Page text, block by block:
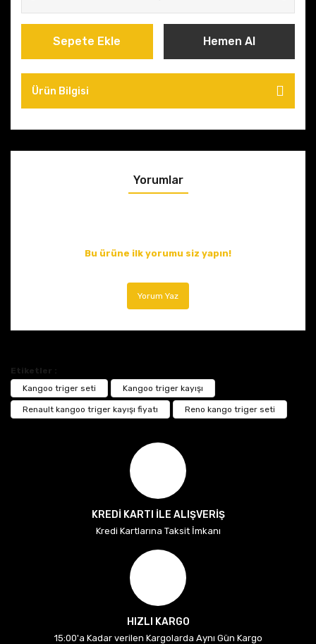
Sepete Ekle Hemen Al
Ürün Bilgisi
Yorumlar
Bu ürüne ilk yorumu siz yapın!
Yorum Yaz
Etiketler :
Kangoo triger seti
Kangoo triger kayışı
Renault kangoo triger kayışı fiyatı Reno kango triger seti
KREDİ KARTI İLE ALIŞVERİŞ
Kredi Kartlarına Taksit İmkanı
HIZLI KARGO
15:00'a Kadar verilen Kargolarda Aynı Gün Kargo